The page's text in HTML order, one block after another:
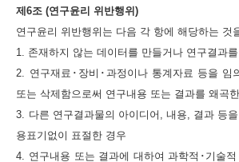
제6조 (연구윤리 위반행위)
연구윤리 위반행위는 다음 각 항에 해당하는 것
1. 존재하지 않는 데이터를 만들거나 연구결과
2. 연구재료･장비･과정이나 통계자료 등을 임
또는 삭제함으로써 연구내용 또는 결과를 왜곡
3. 다른 연구결과물의 아이디어, 내용, 결과 등
용표기없이 표절한 경우
4. 연구내용 또는 결과에 대하여 과학적･기술